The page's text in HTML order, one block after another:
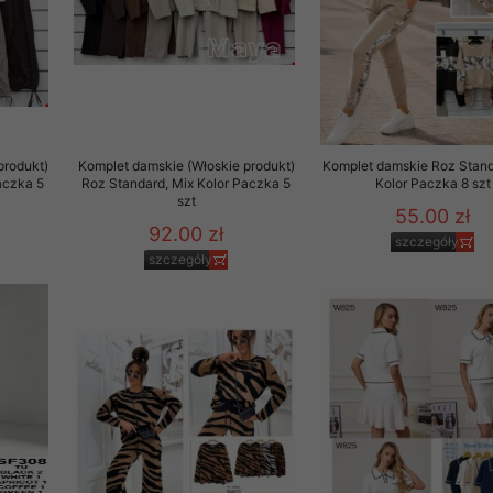
5
Komplet damskie (Włoskie produkt)
Roz Standard, Mix Kolor Paczka 5
szt
92.00 zł
szczegóły
Komplet damskie Roz
Kolor Paczka 8 szt
55.00 zł
szczegóły
29 sierpnia 1997 r. o
przechowujemy na
jedynie uprawnieni
osobom trzecim,
komputerze Klienta
naszej oferty do
internetowej
tych plików
na komputerze